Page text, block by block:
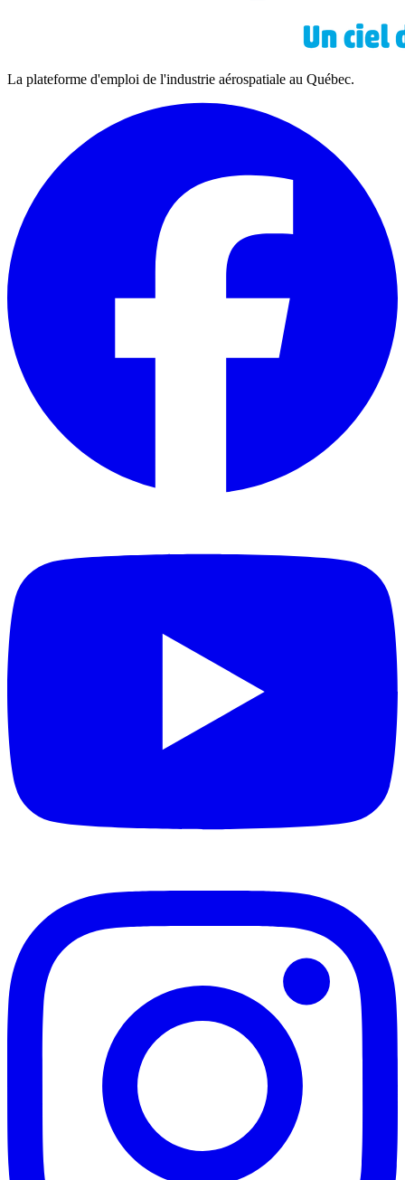
La plateforme d'emploi de l'industrie aérospatiale au Québec.